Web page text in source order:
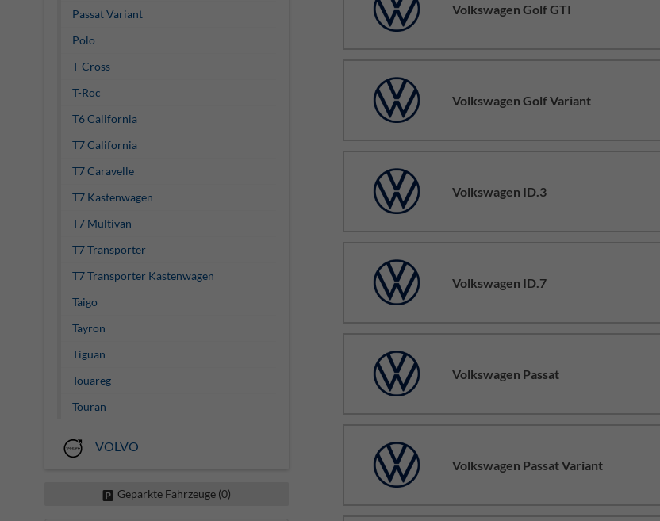
Volkswagen Golf GTI
Volkswagen Golf Variant
Volkswagen ID.3
Volkswagen ID.7
Volkswagen Passat
Volkswagen Passat Variant
Passat Variant
Polo
T-Cross
T-Roc
T6 California
T7 California
T7 Caravelle
T7 Kastenwagen
T7 Multivan
T7 Transporter
T7 Transporter Kastenwagen
Taigo
Tayron
Tiguan
Touareg
Touran
VOLVO
Geparkte Fahrzeuge (0)